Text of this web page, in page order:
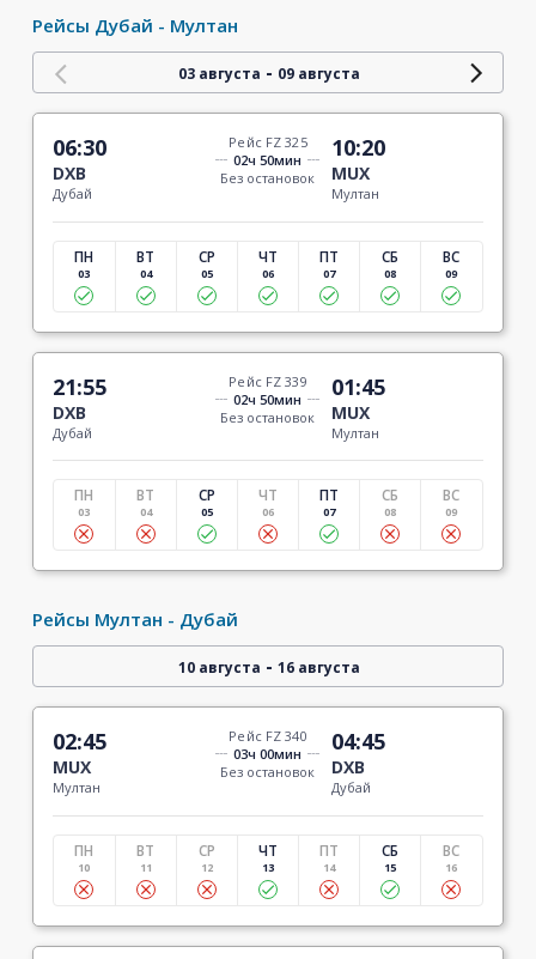
Рейсы Дубай - Мултан
03 августа - 09 августа
06:30
DXB
Дубай
Рейс FZ 325
02ч 50мин
Без остановок
10:20
MUX
Мултан
ПН
03
ВТ
04
СР
05
ЧТ
06
ПТ
07
СБ
08
ВС
09
21:55
DXB
Дубай
Рейс FZ 339
02ч 50мин
Без остановок
01:45
MUX
Мултан
ПН
03
ВТ
04
СР
05
ЧТ
06
ПТ
07
СБ
08
ВС
09
Рейсы Мултан - Дубай
10 августа - 16 августа
02:45
MUX
Мултан
Рейс FZ 340
03ч 00мин
Без остановок
04:45
DXB
Дубай
ПН
10
ВТ
11
СР
12
ЧТ
13
ПТ
14
СБ
15
ВС
16